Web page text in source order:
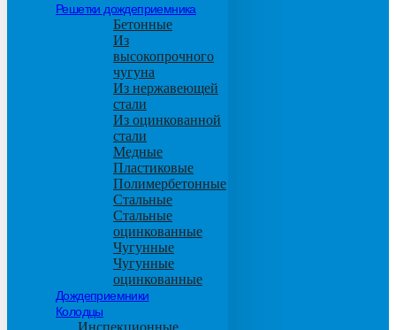
Решетки дождеприемника
Бетонные
Из
высокопрочного
чугуна
Из нержавеющей
стали
Из оцинкованной
стали
Медные
Пластиковые
Полимербетонные
Стальные
Стальные
оцинкованные
Чугунные
Чугунные
оцинкованные
Дождеприемники
Колодцы
Инспекционные